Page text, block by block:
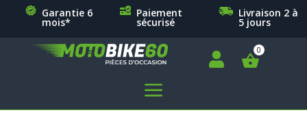
Garantie 6
mois*
Paiement
sécurisé
Livraison 2 à
5 jours

a